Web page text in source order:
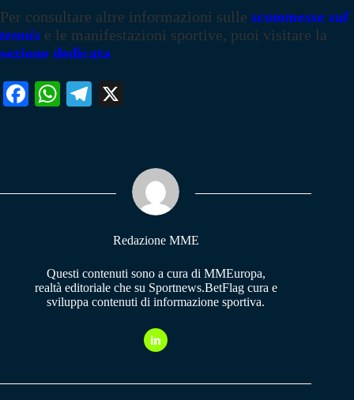
Per consultare altre informazioni sulle scommesse sul
tennis e le manifestazioni sportive, puoi visitare la
sezione dedicata
Fa W
pp
Te
m
Redazione MME
Questi contenuti sono a cura di MMEuropa,
realtà editoriale che su Sportnews.BetFlag cura e
sviluppa contenuti di informazione sportiva.